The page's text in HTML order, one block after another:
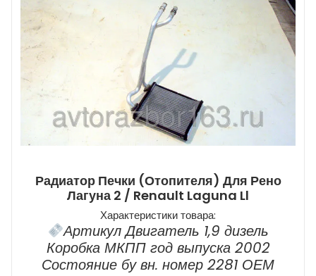
Радиатор Печки (отопителя) Для Рено
Лагуна 2 / Renault Laguna Ll
Характеристики товара:
Артикул Двигатель 1,9 дизель
Коробка МКПП год выпуска 2002
Состояние бу вн. номер 2281 ОЕМ